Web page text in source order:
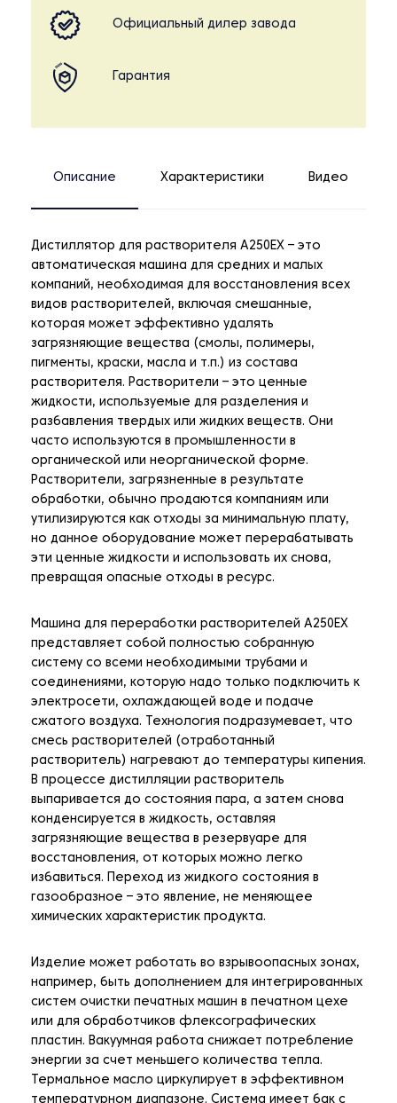
Официальный дилер завода
Гарантия
Описание Характеристики Видео
Дистиллятор для растворителя A250EX – это
автоматическая машина для средних и малых
компаний, необходимая для восстановления всех
видов растворителей, включая смешанные,
которая может эффективно удалять
загрязняющие вещества (смолы, полимеры,
пигменты, краски, масла и т.п.) из состава
растворителя. Растворители – это ценные
жидкости, используемые для разделения и
разбавления твердых или жидких веществ. Они
часто используются в промышленности в
органической или неорганической форме.
Растворители, загрязненные в результате
обработки, обычно продаются компаниям или
утилизируются как отходы за минимальную плату,
но данное оборудование может перерабатывать
эти ценные жидкости и использовать их снова,
превращая опасные отходы в ресурс.
Машина для переработки растворителей A250EX
представляет собой полностью собранную
систему со всеми необходимыми трубами и
соединениями, которую надо только подключить к
электросети, охлаждающей воде и подаче
сжатого воздуха. Технология подразумевает, что
смесь растворителей (отработанный
растворитель) нагревают до температуры кипения.
В процессе дистилляции растворитель
выпаривается до состояния пара, а затем снова
конденсируется в жидкость, оставляя
загрязняющие вещества в резервуаре для
восстановления, от которых можно легко
избавиться. Переход из жидкого состояния в
газообразное – это явление, не меняющее
химических характеристик продукта.
Изделие может работать во взрывоопасных зонах,
например, быть дополнением для интегрированных
систем очистки печатных машин в печатном цехе
или для обработчиков флексографических
пластин. Вакуумная работа снижает потребление
энергии за счет меньшего количества тепла.
Термальное масло циркулирует в эффективном
температурном диапазоне. Система имеет бак с